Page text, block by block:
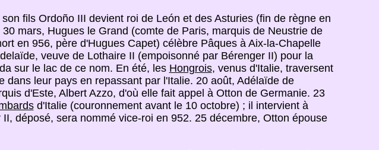
fils Ordoño III devient roi de León et des Asturies (fin de règne en
mars, Hugues le Grand (comte de Paris, marquis de Neustrie de
en 956, père d'Hugues Capet) célèbre Pâques à Aix-la-Chapelle
veuve de Lothaire II (empoisonné par Bérenger II) pour la
sur le lac de ce nom. En été, les Hongrois, venus d'Italie, traversent
dans leur pays en repassant par l'Italie. 20 août, Adélaïde de
d'Este, Albert Azzo, d'où elle fait appel à Otton de Germanie. 23
d'Italie (couronnement avant le 10 octobre) ; il intervient à
déposé, sera nommé vice-roi en 952. 25 décembre, Otton épouse